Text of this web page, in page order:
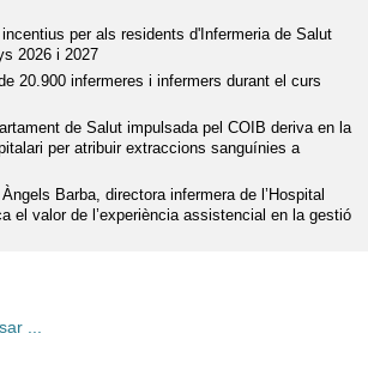
per als residents d'Infermeria de Salut
2026 i 2027
20.900 infermeres i infermers durant el curs
de Salut impulsada pel COIB deriva en la
per atribuir extraccions sanguínies a
Barba, directora infermera de l’Hospital
el valor de l’experiència assistencial en la gestió
...